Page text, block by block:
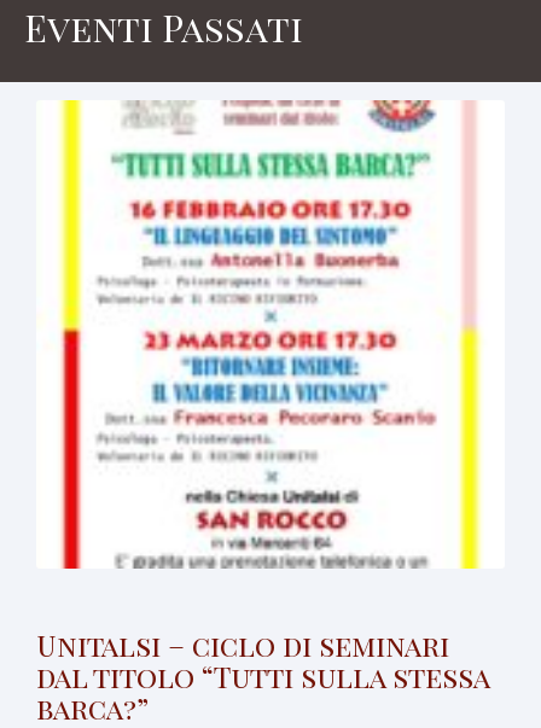
Eventi Passati
Unitalsi – ciclo di seminari
dal titolo “Tutti sulla stessa
barca?”